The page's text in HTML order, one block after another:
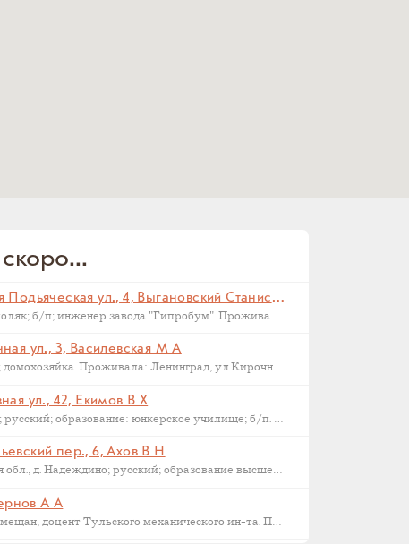
Санкт-Петербург, Малая Подьяческая ул., 4, Выгановский Станислав С (
Родился в 1898 г., г. Ковель; поляк; б/п; инженер завода "Гипробум". Проживал: Ленинград, Малая Подьяческая ул., д.4, кв.18. Арестован 16 сентября 1937 г. Приговорен: Комиссия НКВД и прокуратуры СССР 23 сентября 1937 г., обв.: 58-6-9-11 УК РСФСР. Расстрелян 28 сентября 1937 г. Реабилитирован 16.09.1957.
ул., 3, Василевская М А
Родилась в 1892 году в Орле; домохозяйка. Проживала: Ленинград, ул.Кирочная, д.3, кв.2. Арестована: сентябрь-ноябрь 1937 года. Была сослана в Казахстан как ЧСИР. Умерла в 1944-45 г, село Манкент, Южный Казахстан.
ул., 42, Екимов В Х
Родился в 1884 г., г. Новгород; русский; образование: юнкерское училище; б/п. Счетовод леспромхоза. Проживал: г. Новгород. Арестован 18 марта 1931 г. Приговорен: 23 апреля 1931 г. Приговор: Дело прекращено, освобожден. Бухгалтер артели "Сапожник". Арестован 2 апреля 1938 г. Приговор: ВМН.
пер., 6, Ахов В Н
Родился в 1888 г., Московская обл., д. Надеждино; русский; образование высшее; член ВКП(б); преподаватель Военной Академии РККА. Проживал: Москва, ул. М. Харитоньевская, 6-4. Арестован 31 декабря 1932 г. Приговорен: Коллегией ОГПУ 17 февраля 1933 г., обв.: террористической деятельности, к.-р. агитации и пропаганде. Расстрелян 21 марта 1933 г. Место захоронения – Москва, Ваганьковское кладбище. Реабилитирован 6 марта 1958 г.
А А
1886 г.р., уроженец Тулы, из мещан, доцент Тульского механического ин-та. Проживал: Тула, ул. Коммунаров 122, кв. 17. Арестован 24 января 1938 г. Обвинение: участник контрреволюционной эсеровской организации г. Тулы. Дата смерти – 9 октября 1938 года. Реабилитирован в 1955 году.